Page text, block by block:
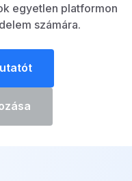
egyetlen platformon
számára.